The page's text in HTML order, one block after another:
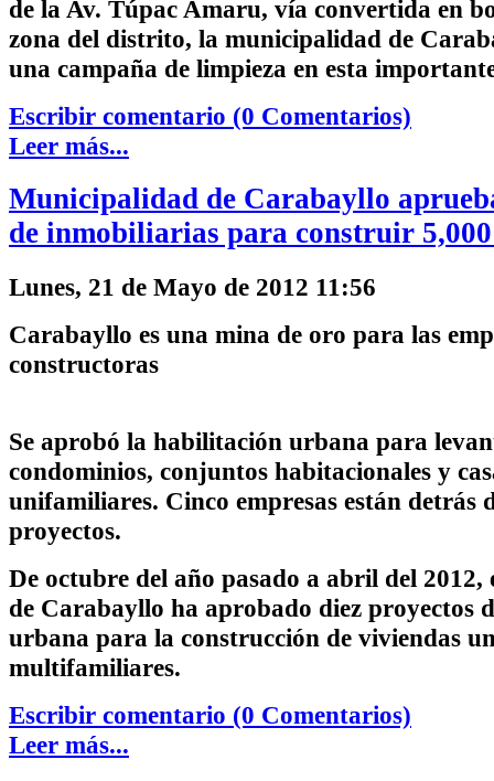
de la Av. Túpac Amaru, vía convertida en
zona del distrito, la municipalidad de
una campaña de limpieza en esta
Escribir comentario (0 Comentarios)
Leer más...
Municipalidad de Carabayllo
de inmobiliarias para construir 5,000
Lunes, 21 de Mayo de 2012 11:56
Carabayllo es una mina de oro para las
constructoras
Se aprobó la habilitación urbana para
condominios, conjuntos habitacionales y
unifamiliares. Cinco empresas están detrás
proyectos.
De octubre del año pasado a abril del 2012,
de Carabayllo ha aprobado diez proyectos
urbana para la construcción de viviendas
multifamiliares.
Escribir comentario (0 Comentarios)
Leer más...